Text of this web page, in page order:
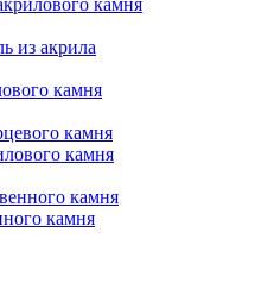
камня
из акрила
камня
камня
камня
камня
камня